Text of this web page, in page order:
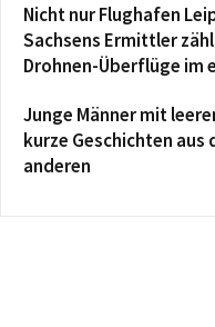
Nicht nur Flughafen
Sachsens Ermittler
Drohnen-Überflüge im
Junge Männer mit
kurze Geschichten aus
anderen